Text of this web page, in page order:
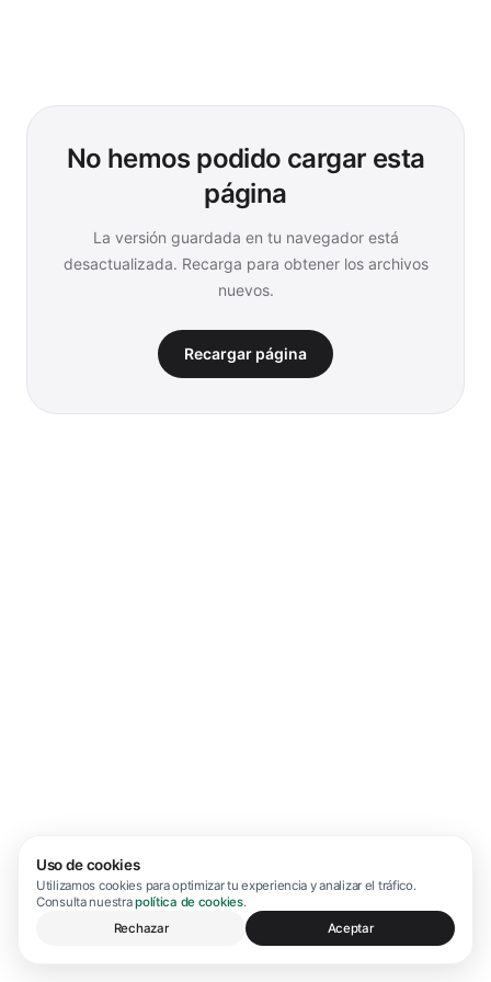
Uso de cookies
Utilizamos cookies para optimizar tu experiencia y analizar el tráfico.
Consulta nuestrapolítica de cookies.
Rechazar
Aceptar
No hemos podido cargar esta
página
La versión guardada en tu navegador está
desactualizada. Recarga para obtener los archivos
nuevos.
Recargar página